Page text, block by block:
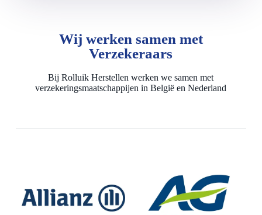
Wij werken samen met
Verzekeraars
Bij Rolluik Herstellen werken we samen met
verzekeringsmaatschappijen in België en Nederland